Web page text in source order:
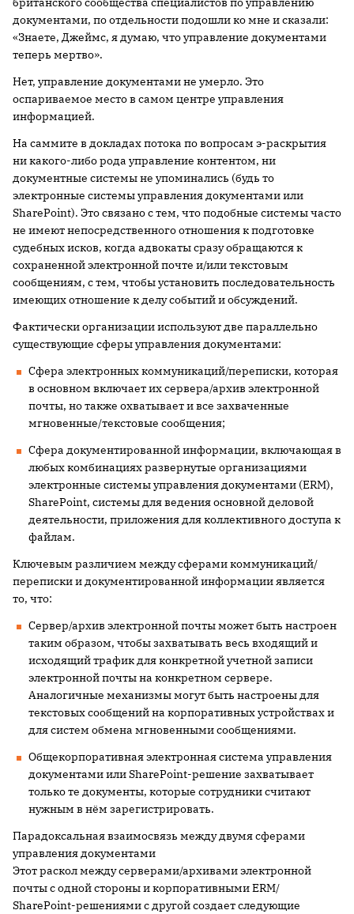
документами, по отдельности подошли ко мне и сказали:
«Знаете, Джеймс, я думаю, что управление документами
теперь мертво».
Нет, управление документами не умерло. Это
оспариваемое место в самом центре управления
информацией.
На саммите в докладах потока по вопросам э-раскрытия
ни какого-либо рода управление контентом, ни
документные системы не упоминались (будь то
электронные системы управления документами или
SharePoint). Это связано с тем, что подобные системы часто
не имеют непосредственного отношения к подготовке
судебных исков, когда адвокаты сразу обращаются к
сохраненной электронной почте и/или текстовым
сообщениям, с тем, чтобы установить последовательность
имеющих отношение к делу событий и обсуждений.
Фактически организации используют две параллельно
существующие сферы управления документами:
Сфера электронных коммуникаций/переписки, которая
в основном включает их сервера/архив электронной
почты, но также охватывает и все захваченные
мгновенные/текстовые сообщения;
Сфера документированной информации, включающая в
любых комбинациях развернутые организациями
электронные системы управления документами (ERM),
SharePoint, системы для ведения основной деловой
деятельности, приложения для коллективного доступа к
файлам.
Ключевым различием между сферами коммуникаций/
переписки и документированной информации является
то, что:
Сервер/архив электронной почты может быть настроен
таким образом, чтобы захватывать весь входящий и
исходящий трафик для конкретной учетной записи
электронной почты на конкретном сервере.
Аналогичные механизмы могут быть настроены для
текстовых сообщений на корпоративных устройствах и
для систем обмена мгновенными сообщениями.
Общекорпоративная электронная система управления
документами или SharePoint-решение захватывает
только те документы, которые сотрудники считают
нужным в нём зарегистрировать.
Парадоксальная взаимосвязь между двумя сферами
управления документами
Этот раскол между серверами/архивами электронной
почты с одной стороны и корпоративными ERM/
SharePoint-решениями с другой создает следующие